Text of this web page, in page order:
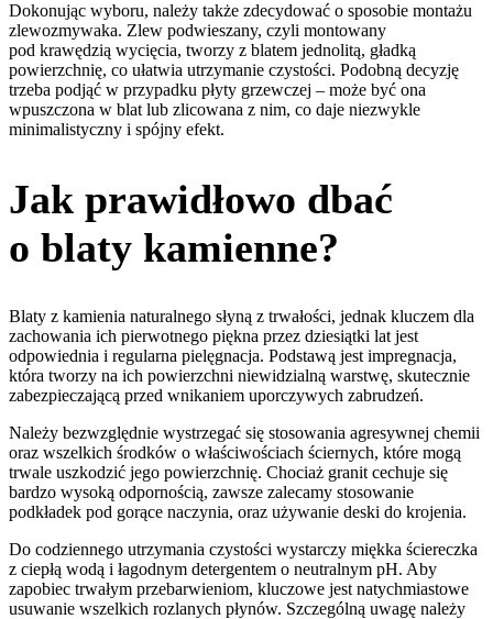
Dokonując wyboru, należy także zdecydować o sposobie montażu
zlewozmywaka. Zlew podwieszany, czyli montowany
pod krawędzią wycięcia, tworzy z blatem jednolitą, gładką
powierzchnię, co ułatwia utrzymanie czystości. Podobną decyzję
trzeba podjąć w przypadku płyty grzewczej – może być ona
wpuszczona w blat lub zlicowana z nim, co daje niezwykle
minimalistyczny i spójny efekt.
Jak prawidłowo dbać
o blaty kamienne?
Blaty z kamienia naturalnego słyną z trwałości, jednak kluczem dla
zachowania ich pierwotnego piękna przez dziesiątki lat jest
odpowiednia i regularna pielęgnacja. Podstawą jest impregnacja,
która tworzy na ich powierzchni niewidzialną warstwę, skutecznie
zabezpieczającą przed wnikaniem uporczywych zabrudzeń.
Należy bezwzględnie wystrzegać się stosowania agresywnej chemii
oraz wszelkich środków o właściwościach ściernych, które mogą
trwale uszkodzić jego powierzchnię. Chociaż granit cechuje się
bardzo wysoką odpornością, zawsze zalecamy stosowanie
podkładek pod gorące naczynia, oraz używanie deski do krojenia.
Do codziennego utrzymania czystości wystarczy miękka ściereczka
z ciepłą wodą i łagodnym detergentem o neutralnym pH. Aby
zapobiec trwałym przebarwieniom, kluczowe jest natychmiastowe
usuwanie wszelkich rozlanych płynów. Szczególną uwagę należy